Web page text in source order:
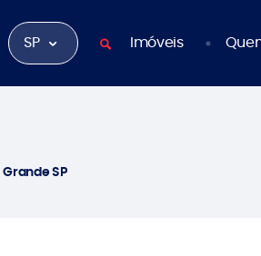
SP Imóveis
Grande SP